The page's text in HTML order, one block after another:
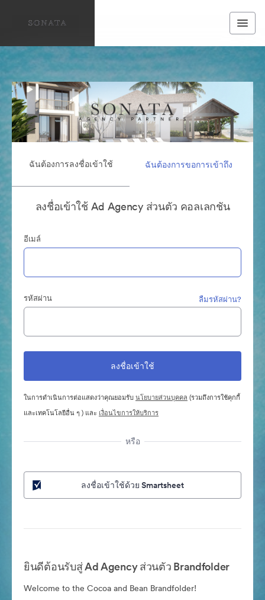
ฉันต้องการลงชื่อเข้าใช้ ฉันต้องการขอการเข้าถึง
ลงชื่อเข้าใช้ Ad Agency ส่วนตัว คอลเลกชัน
อีเมล์
รหัสผ่าน ลืมรหัสผ่าน?
ในการดำเนินการต่อแสดงว่าคุณยอมรับนโยบายส่วนบุคคล (รวมถึงการใช้คุกกี้
และเทคโนโลยีอื่น ๆ ) และ เงื่อนไขการให้บริการ
หรือ
ลงชื่อเข้าใช้ด้วย Smartsheet
ยินดีต้อนรับสู่ Ad Agency ส่วนตัว Brandfolder
Welcome to the Cocoa and Bean Brandfolder!